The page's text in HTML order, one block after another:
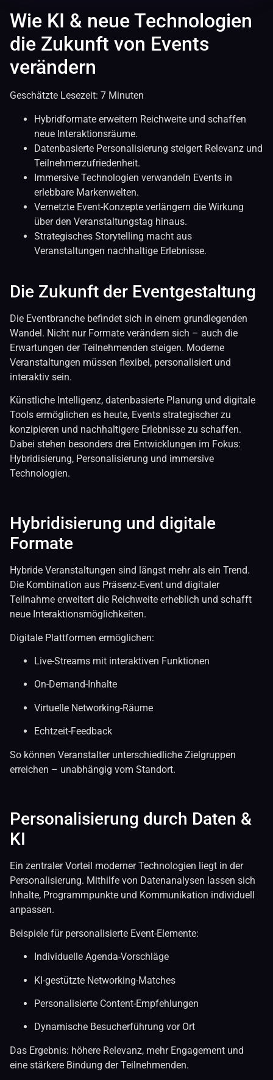
Wie KI & neue Technologien
die Zukunft von Events
verändern
Geschätzte Lesezeit: 7 Minuten
Hybridformate erweitern Reichweite und schaffen
neue Interaktionsräume.
Datenbasierte Personalisierung steigert Relevanz und
Teilnehmerzufriedenheit.
Immersive Technologien verwandeln Events in
erlebbare Markenwelten.
Vernetzte Event-Konzepte verlängern die Wirkung
über den Veranstaltungstag hinaus.
Strategisches Storytelling macht aus
Veranstaltungen nachhaltige Erlebnisse.
Die Zukunft der Eventgestaltung
Die Eventbranche befindet sich in einem grundlegenden
Wandel. Nicht nur Formate verändern sich – auch die
Erwartungen der Teilnehmenden steigen. Moderne
Veranstaltungen müssen flexibel, personalisiert und
interaktiv sein.
Künstliche Intelligenz, datenbasierte Planung und digitale
Tools ermöglichen es heute, Events strategischer zu
konzipieren und nachhaltigere Erlebnisse zu schaffen.
Dabei stehen besonders drei Entwicklungen im Fokus:
Hybridisierung, Personalisierung und immersive
Technologien.
Hybridisierung und digitale
Formate
Hybride Veranstaltungen sind längst mehr als ein Trend.
Die Kombination aus Präsenz-Event und digitaler
Teilnahme erweitert die Reichweite erheblich und schafft
neue Interaktionsmöglichkeiten.
Digitale Plattformen ermöglichen:
Live-Streams mit interaktiven Funktionen
On-Demand-Inhalte
Virtuelle Networking-Räume
Echtzeit-Feedback
So können Veranstalter unterschiedliche Zielgruppen
erreichen – unabhängig vom Standort.
Personalisierung durch Daten &
KI
Ein zentraler Vorteil moderner Technologien liegt in der
Personalisierung. Mithilfe von Datenanalysen lassen sich
Inhalte, Programmpunkte und Kommunikation individuell
anpassen.
Beispiele für personalisierte Event-Elemente:
Individuelle Agenda-Vorschläge
KI-gestützte Networking-Matches
Personalisierte Content-Empfehlungen
Dynamische Besucherführung vor Ort
Das Ergebnis: höhere Relevanz, mehr Engagement und
eine stärkere Bindung der Teilnehmenden.